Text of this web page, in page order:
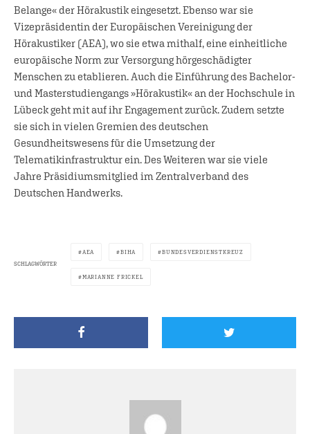
Belange« der Hörakustik eingesetzt. Ebenso war sie
Vizepräsidentin der Europäischen Vereinigung der
Hörakustiker (AEA), wo sie etwa mithalf, eine einheitliche
europäische Norm zur Versorgung hörgeschädigter
Menschen zu etablieren. Auch die Einführung des Bachelor-
und Masterstudiengangs »Hörakustik« an der Hochschule in
Lübeck geht mit auf ihr Engagement zurück. Zudem setzte
sie sich in vielen Gremien des deutschen
Gesundheitswesens für die Umsetzung der
Telematikinfrastruktur ein. Des Weiteren war sie viele
Jahre Präsidiumsmitglied im Zentralverband des
Deutschen Handwerks.
SCHLAGWÖRTER
AEA BIHA BUNDESVERDIENSTKREUZ
MARIANNE FRICKEL